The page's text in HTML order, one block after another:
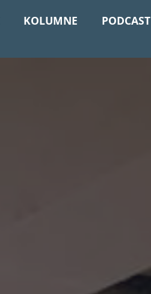
KOLUMNE PODCAST